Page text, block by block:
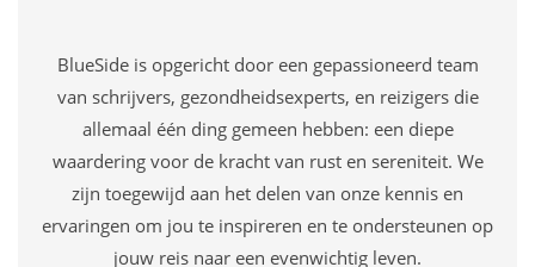
BlueSide is opgericht door een gepassioneerd team
van schrijvers, gezondheidsexperts, en reizigers die
allemaal één ding gemeen hebben: een diepe
waardering voor de kracht van rust en sereniteit. We
zijn toegewijd aan het delen van onze kennis en
ervaringen om jou te inspireren en te ondersteunen op
jouw reis naar een evenwichtig leven.